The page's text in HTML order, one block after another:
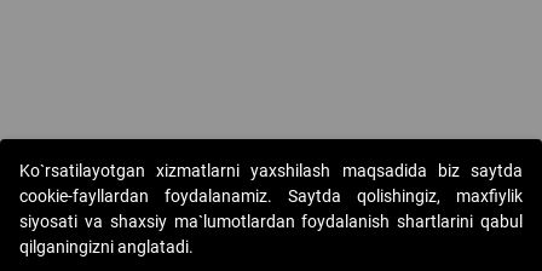
Copyright © 2017-2026. "Elektron onlayn-auksionlarni tashkil etish"
AJ. Barcha huquqlar himoyalangan
Ko`rsatilayotgan xizmatlarni yaxshilash maqsadida biz saytda
cookie-fayllardan foydalanamiz. Saytda qolishingiz, maxfiylik
siyosati va shaxsiy ma`lumotlardan foydalanish shartlarini qabul
qilganingizni anglatadi.